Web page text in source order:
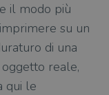
il modo più
su un
di una
reale,
qui le